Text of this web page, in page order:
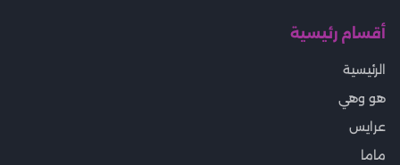
أقسام رئيسية
الرئيسية
هو وهي
عرايس
ماما